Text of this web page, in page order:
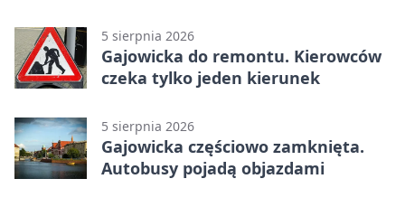
5 sierpnia 2026
Gajowicka do remontu. Kierowców
czeka tylko jeden kierunek
5 sierpnia 2026
Gajowicka częściowo zamknięta.
Autobusy pojadą objazdami